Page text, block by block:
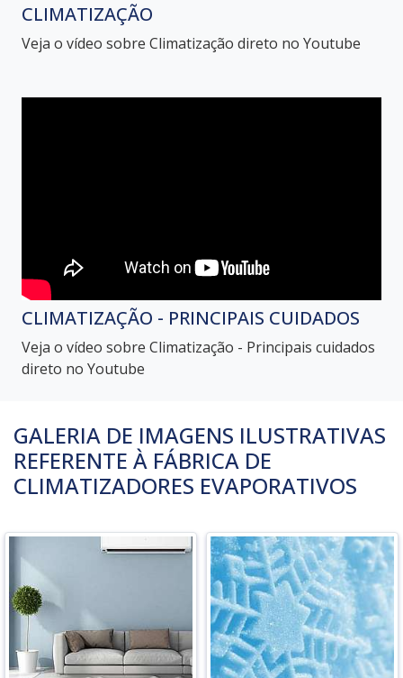
CLIMATIZAÇÃO
Veja o vídeo sobre Climatização direto no Youtube
CLIMATIZAÇÃO - PRINCIPAIS CUIDADOS
Veja o vídeo sobre Climatização - Principais cuidados
direto no Youtube
GALERIA DE IMAGENS ILUSTRATIVAS
REFERENTE À FÁBRICA DE
CLIMATIZADORES EVAPORATIVOS